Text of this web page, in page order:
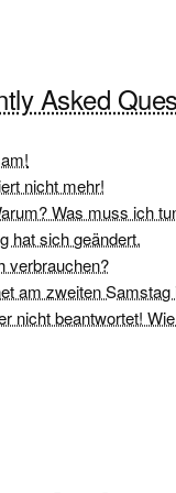
Asked
nicht mehr!
Was muss ich
hat sich geändert.
verbrauchen?
am zweiten
nicht beantwortet!